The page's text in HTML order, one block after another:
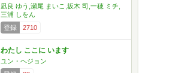
凪良 ゆう,瀬尾 まいこ,坂木 司,一穂 ミチ,
三浦 しをん
登録
2710
わたし ここに います
ユン・ヘジョン